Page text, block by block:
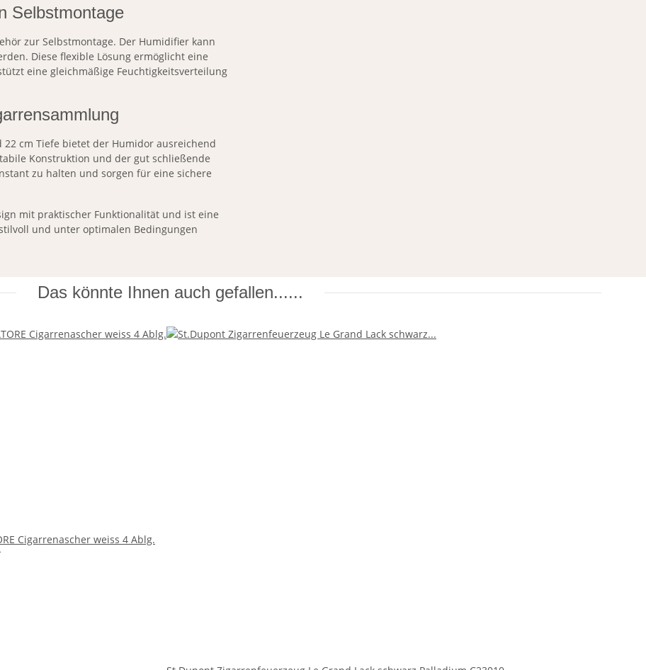
Selbstmontage
zur Selbstmontage. Der Humidifier kann
Diese flexible Lösung ermöglicht eine
eine gleichmäßige Feuchtigkeitsverteilung
cm Tiefe bietet der Humidor ausreichend
Konstruktion und der gut schließende
zu halten und sorgen für eine sichere
mit praktischer Funktionalität und ist eine
und unter optimalen Bedingungen
Das könnte Ihnen auch gefallen......
Cigarrenascher weiss 4 Ablg.